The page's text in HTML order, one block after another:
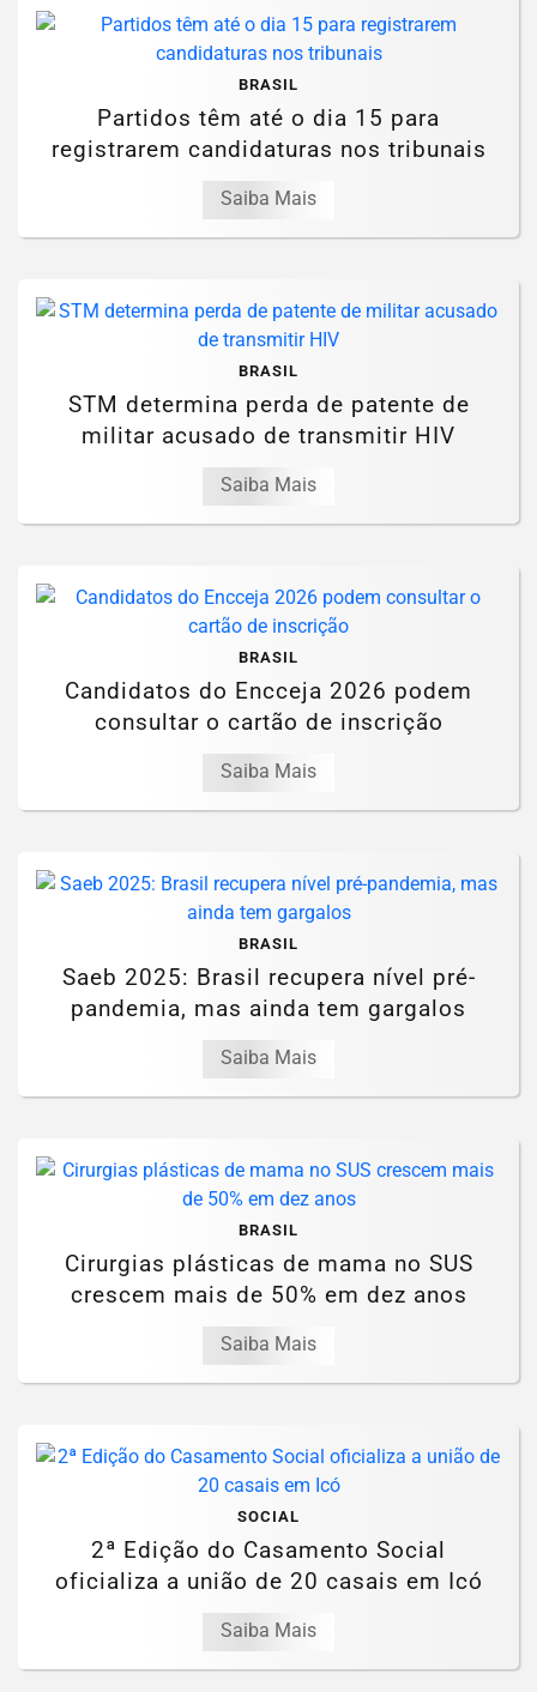
BRASIL
Partidos têm até o dia 15 para
registrarem candidaturas nos tribunais
Saiba Mais
BRASIL
STM determina perda de patente de
militar acusado de transmitir HIV
Saiba Mais
BRASIL
Candidatos do Encceja 2026 podem
consultar o cartão de inscrição
Saiba Mais
BRASIL
Saeb 2025: Brasil recupera nível pré-
pandemia, mas ainda tem gargalos
Saiba Mais
BRASIL
Cirurgias plásticas de mama no SUS
crescem mais de 50% em dez anos
Saiba Mais
SOCIAL
2ª Edição do Casamento Social
oficializa a união de 20 casais em Icó
Saiba Mais